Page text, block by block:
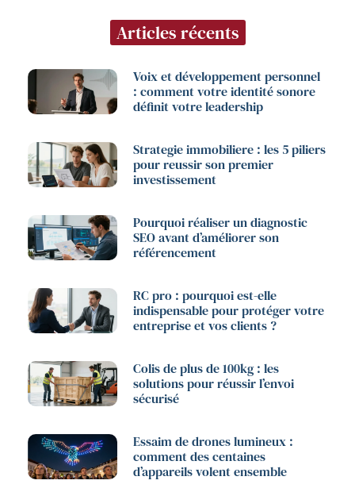
Articles récents
Voix et développement personnel
: comment votre identité sonore
définit votre leadership
Strategie immobiliere : les 5 piliers
pour reussir son premier
investissement
Pourquoi réaliser un diagnostic
SEO avant d’améliorer son
référencement
RC pro : pourquoi est-elle
indispensable pour protéger votre
entreprise et vos clients ?
Colis de plus de 100kg : les
solutions pour réussir l’envoi
sécurisé
Essaim de drones lumineux :
comment des centaines
d’appareils volent ensemble